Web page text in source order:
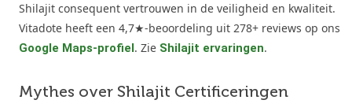
Shilajit consequent vertrouwen in de veiligheid en kwaliteit.
Vitadote heeft een 4,7★-beoordeling uit 278+ reviews op ons
Google Maps-profiel. Zie Shilajit ervaringen.
Mythes over Shilajit Certificeringen